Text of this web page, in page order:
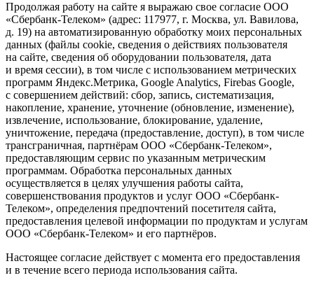
Продолжая работу на сайте я выражаю свое согласие ООО
«Сбербанк-Телеком» (адрес: 117977, г. Москва, ул. Вавилова,
д. 19) на автоматизированную обработку моих персональных
данных (файлы cookie, сведения о действиях пользователя
на сайте, сведения об оборудовании пользователя, дата
и время сессии), в том числе с использованием метрических
программ Яндекс.Метрика, Google Analytics, Firebas Google,
с совершением действий: сбор, запись, систематизация,
накопление, хранение, уточнение (обновление, изменение),
извлечение, использование, блокирование, удаление,
уничтожение, передача (предоставление, доступ), в том числе
трансграничная, партнёрам ООО «Сбербанк-Телеком»,
предоставляющим сервис по указанным метрическим
программам. Обработка персональных данных
осуществляется в целях улучшения работы сайта,
совершенствования продуктов и услуг ООО «Сбербанк-
Телеком», определения предпочтений посетителя сайта,
предоставления целевой информации по продуктам и услугам
ООО «Сбербанк-Телеком» и его партнёров.
Настоящее согласие действует с момента его предоставления
и в течение всего периода использования сайта.